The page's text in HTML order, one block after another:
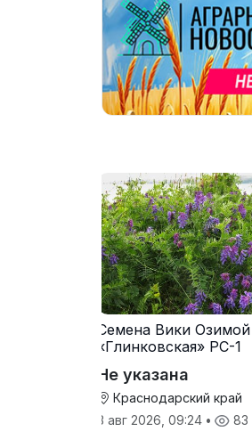
Семена Вики Озимой
«Глинковская» РС-1
Не указана
Краснодарский край
3 авг 2026, 09:24 • 83